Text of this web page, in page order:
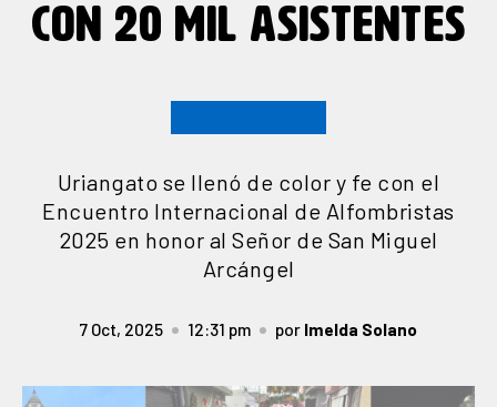
CON 20 MIL ASISTENTES
Uriangato se llenó de color y fe con el
Encuentro Internacional de Alfombristas
2025 en honor al Señor de San Miguel
Arcángel
7 Oct, 2025 12:31 pm por Imelda Solano